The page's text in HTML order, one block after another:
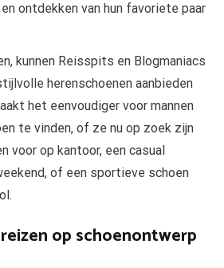
ontdekken van hun favoriete paar
kunnen Reisspits en Blogmaniacs
herenschoenen aanbieden
het eenvoudiger voor mannen
te vinden, of ze nu op zoek zijn
voor op kantoor, een casual
of een sportieve schoen
op schoenontwerp